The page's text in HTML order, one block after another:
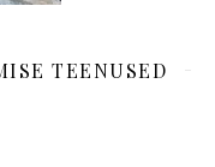
TEENUSED